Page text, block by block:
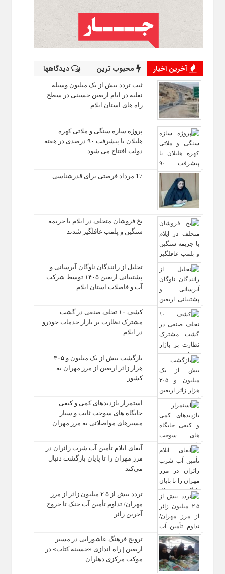
آخرین اخبار محبوب ترین دیدگاهها
ثبت تردد بیش از یک میلیون وسیله
نقلیه در ایام اربعین حسینی در سطح
راه‌ های استان ایلام
پروژه سازه سنگی و ملاتی کهره
هلیلان با پیشرفت ۹۰ درصدی در هفته
دولت افتتاح می شود
17 مرداد فرصتی برای قدرشناسی
یخ‌ فروشان متخلف در ایلام با جریمه
سنگین و پلمب غافلگیر شدند
تجلیل از رانندگان ناوگان آبرسانی و
پشتیبانی اربعین ۱۴۰۵ توسط شرکت
آب و فاضلاب استان ایلام
کشف ۱۰ تخلف صنفی در گشت
مشترک نظارت بر بازار خدمات خودرو
در ایلام
بازگشت بیش از یک میلیون و ۳۰۵
هزار زائر اربعین از مرز مهران به
کشور
استمرار بازدیدهای کمی و کیفی
جایگاه‌ های سوخت ثابت و سیار
مسیرهای مواصلاتی به مرز مهران
آبفای ایلام تأمین آب شرب زائران در
مرز مهران را تا پایان بازگشت دنبال
می‌کند
تردد بیش از ۲.۵ میلیون زائر از مرز
مهران/ تداوم تأمین آب خنک تا خروج
آخرین زائر
ترویج فرهنگ عاشورایی در مسیر
اربعین | راه‌ اندازی «حسینه کتاب» در
موکب مرکزی دهلران